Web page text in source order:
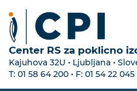
Center RS za poklicno
Kajuhova 32U • Ljubljana •
T: 01 58 64 200 • F: 01 54 22 045